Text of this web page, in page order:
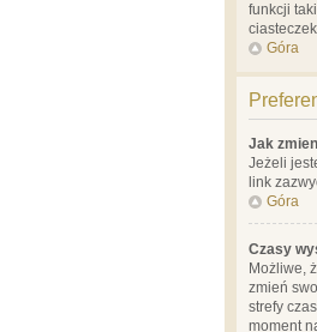
funkcji
Góra
Jak
Jeżeli
link
Góra
Czasy
Możliwe,
zmień
strefy
moment